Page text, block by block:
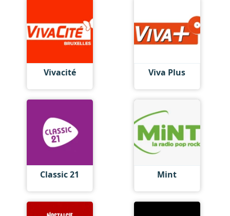
Vivacité Viva Plus
Classic 21 Mint